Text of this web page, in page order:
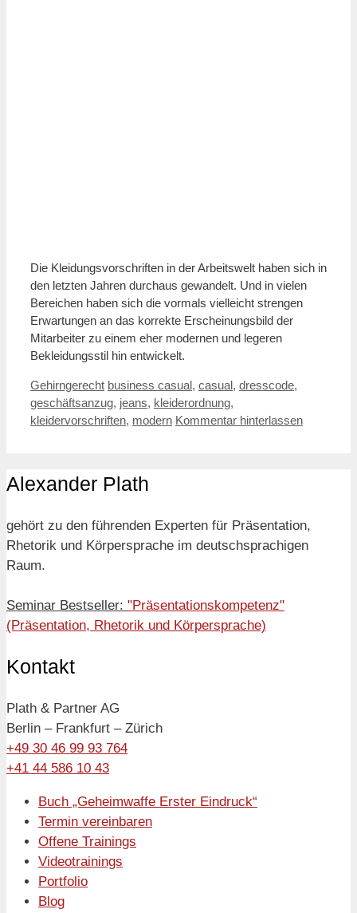
Die Kleidungsvorschriften in der Arbeitswelt haben sich in
den letzten Jahren durchaus gewandelt. Und in vielen
Bereichen haben sich die vormals vielleicht strengen
Erwartungen an das korrekte Erscheinungsbild der
Mitarbeiter zu einem eher modernen und legeren
Bekleidungsstil hin entwickelt.
Kategorien
Gehirngerecht Schlagwörter
business casual, casual, dresscode,
geschäftsanzug, jeans, kleiderordnung,
kleidervorschriften, modern Kommentar hinterlassen
Alexander Plath
gehört zu den führenden Experten für Präsentation,
Rhetorik und Körpersprache im deutschsprachigen
Raum.
Seminar Bestseller: "Präsentationskompetenz"
(Präsentation, Rhetorik und Körpersprache)
Kontakt
Plath & Partner AG
Berlin – Frankfurt – Zürich
+49 30 46 99 93 764
+41 44 586 10 43
Buch „Geheimwaffe Erster Eindruck“
Termin vereinbaren
Offene Trainings
Videotrainings
Portfolio
Blog